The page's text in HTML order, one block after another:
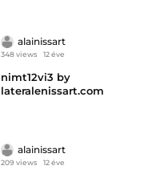
alainissart
348 views 12 éve
nimt12vi3 by
lateralenissart.com
alainissart
209 views 12 éve